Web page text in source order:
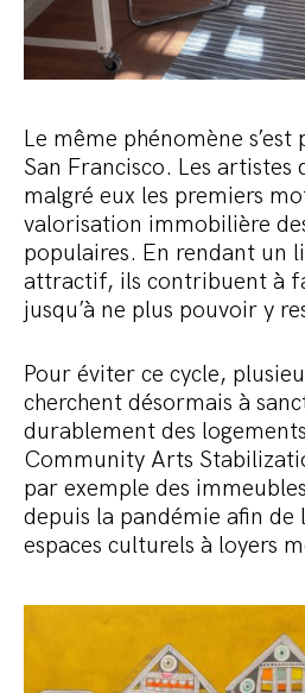
Le même phénomène
San Francisco. Les artistes
malgré eux les premiers
valorisation immobilière
populaires. En rendant un
attractif, ils contribuent à
jusqu’à ne plus pouvoir y
Pour éviter ce cycle,
cherchent désormais à
durablement des
Community Arts
par exemple des
depuis la pandémie afin
espaces culturels à loyers